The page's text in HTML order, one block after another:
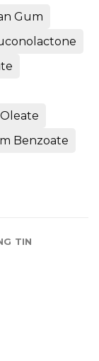
Gum
Benzoate
TIN